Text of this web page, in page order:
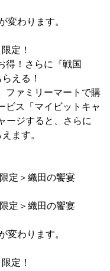
変わります。
定！
得！さらに『戦国
える！
ファミリーマートで購
ビス「マイビットキャ
ージすると、さらに
ます。
定＞織田の饗宴
定＞織田の饗宴
変わります。
定！